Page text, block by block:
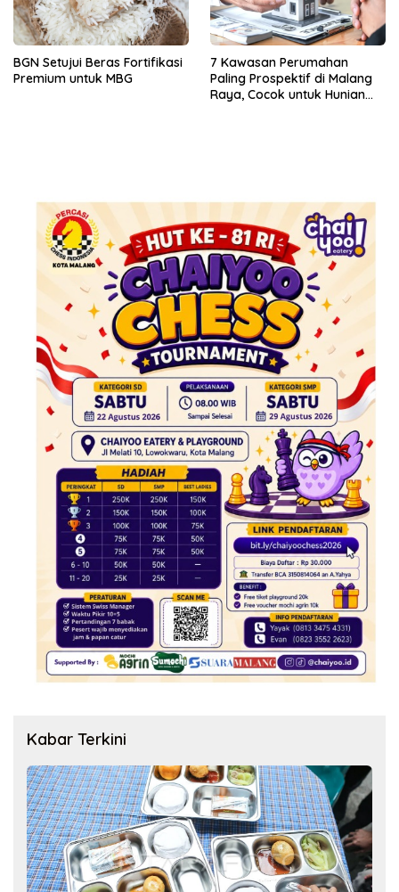
BGN Setujui Beras Fortifikasi
Premium untuk MBG
7 Kawasan Perumahan
Paling Prospektif di Malang
Raya, Cocok untuk Hunian
Kabar Terkini